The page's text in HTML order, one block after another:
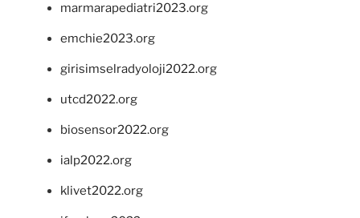
marmarapediatri2023.org
emchie2023.org
girisimselradyoloji2022.org
utcd2022.org
biosensor2022.org
ialp2022.org
klivet2022.org